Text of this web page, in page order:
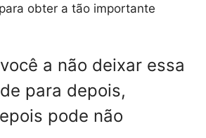
obter a tão importante
a não deixar essa
para depois,
pode não